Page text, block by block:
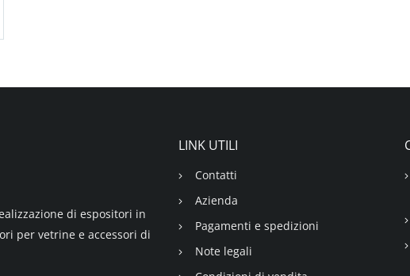
di espositori in
per vetrine e accessori di
LINK UTILI
Contatti
Azienda
Pagamenti e spedizioni
Note legali